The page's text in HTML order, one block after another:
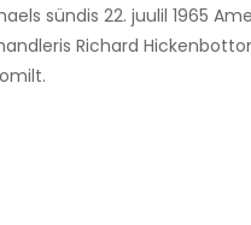
sündis 22. juulil 1965
Richard